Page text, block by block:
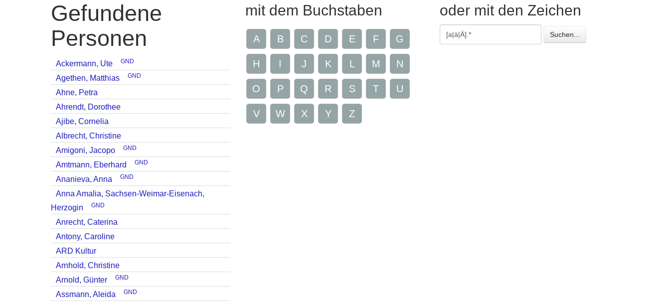
Gefundene
Personen
Ackermann, Ute GND
Agethen, Matthias GND
Ahne, Petra
Ahrendt, Dorothee
Ajibe, Cornelia
Albrecht, Christine
Amigoni, Jacopo
GND
Amtmann, Eberhard GND
Ananieva, Anna GND
Anna Amalia, Sachsen-Weimar-Eisenach,
Herzogin
GND
Anrecht, Caterina
Antony, Caroline
ARD Kultur
Arnhold, Christine
Arnold, Günter
GND
Assmann, Aleida GND
mit dem Buchstaben
A B C D E F G
H I J K L M N
O P Q R S T U
V W X Y Z
oder mit den Zeichen
Gesuchte
Zeichen
Suchen...